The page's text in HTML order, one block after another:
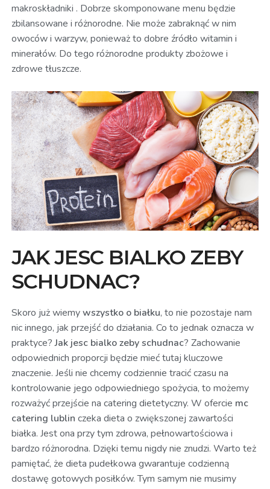
makroskładniki . Dobrze skomponowane menu będzie
zbilansowane i różnorodne. Nie może zabraknąć w nim
owoców i warzyw, ponieważ to dobre źródło witamin i
minerałów. Do tego różnorodne produkty zbożowe i
zdrowe tłuszcze.
JAK JESC BIALKO ZEBY
SCHUDNAC?
Skoro już wiemywszystko o białku, to nie pozostaje nam
nic innego, jak przejść do działania. Co to jednak oznacza w
praktyce?Jak jesc bialko zeby schudnac? Zachowanie
odpowiednich proporcji będzie mieć tutaj kluczowe
znaczenie. Jeśli nie chcemy codziennie tracić czasu na
kontrolowanie jego odpowiedniego spożycia, to możemy
rozważyć przejście na catering dietetyczny. W ofercie mc
catering lublin czeka dieta o zwiększonej zawartości
białka. Jest ona przy tym zdrowa, pełnowartościowa i
bardzo różnorodna. Dzięki temu nigdy nie znudzi. Warto też
pamiętać, że dieta pudełkowa gwarantuje codzienną
dostawę gotowych posiłków. Tym samym nie musimy